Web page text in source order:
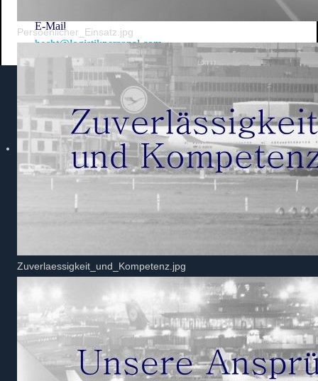
Persoenlicher_Einsatz.jpg
Zuverlaessigkeit_und_Kompetenz.jpg
E-Mail
hecht@logistikpersonal.com